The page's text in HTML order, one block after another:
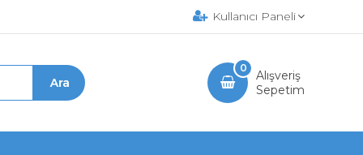
Kullanıcı Paneli
Alışveriş
Sepetim
0